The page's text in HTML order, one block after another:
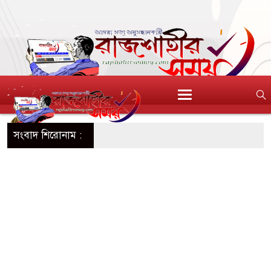
সংবাদ শিরোনাম :
নয়, মায়েরও সুরক্ষা